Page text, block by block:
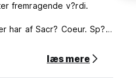
fremragende v?rdi.
Vi har singler, doubler,
bo. Alle aldre er
læs mere